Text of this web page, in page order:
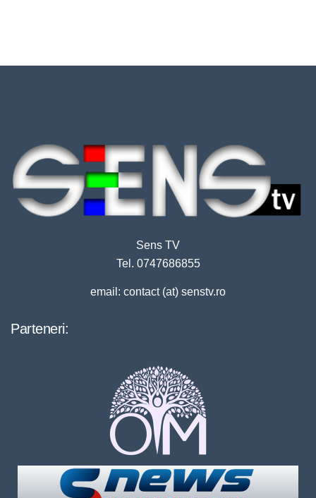
Sens TV
Tel. 0747686855
email: contact (at) senstv.ro
Parteneri: